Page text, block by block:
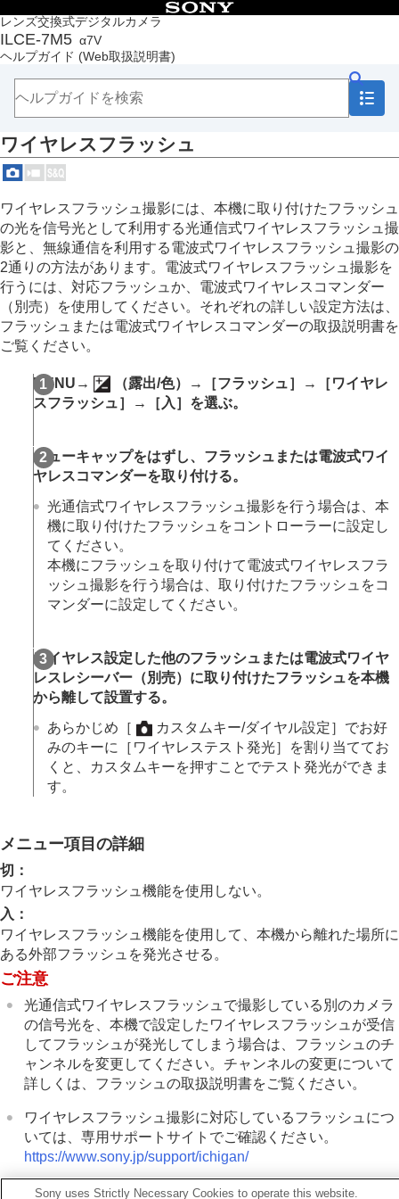
レンズ交換式デジタルカメラ
ILCE-7M5 α7V
ヘルプガイド (Web取扱説明書)
目次
トップページ
ヘルプガイドの使いかた
本体と付属品を確認する
本機の基本操作
準備/基本的な撮影
MENU一覧から機能を探す
この章の目次
撮影モードを選ぶ
自分撮り動画やVlog撮影に便利な機能
フォーカス（ピント）を合わせる
被写体認識AF
フォーカス機能を使う
露出/測光を調整する
ISO感度を選ぶ
Log撮影の設定
画像に効果を加える
インターバル撮影機能
より高画質の静止画を撮影する
画質や記録形式を設定する
タッチ機能を使う
シャッターの設定
ズームする
フラッシュを使う
フラッシュ（別売）を使う
フラッシュモード
露出補正の影響
ワイヤレスフラッシュ
赤目軽減発光
FELロック
外部フラッシュ設定
フラッシュ撮影設定登録
手ブレを補正する
レンズ補正
動画の音声を記録する
画像と音声をライブ配信する
カメラをカスタマイズする
再生する
カメラの設定を変更する
スマートフォンでできること
パソコンでできること
クラウドサービスを利用する
故障かな？と思ったら
ワイヤレスフラッシュ
ワイヤレスフラッシュ撮影には、本機に取り付けたフラッシュ
の光を信号光として利用する光通信式ワイヤレスフラッシュ撮
影と、無線通信を利用する電波式ワイヤレスフラッシュ撮影の
2通りの方法があります。電波式ワイヤレスフラッシュ撮影を
行うには、対応フラッシュか、電波式ワイヤレスコマンダー
（別売）を使用してください。それぞれの詳しい設定方法は、
フラッシュまたは電波式ワイヤレスコマンダーの取扱説明書を
ご覧ください。
MENU → （露出/色）→ ［フラッシュ］ →
［ワイヤレ
スフラッシュ］
→ ［入］ を選ぶ。
シューキャップをはずし、フラッシュまたは電波式ワイ
ヤレスコマンダーを取り付ける。
光通信式ワイヤレスフラッシュ撮影を行う場合は、本
機に取り付けたフラッシュをコントローラーに設定し
てください。
本機にフラッシュを取り付けて電波式ワイヤレスフラ
ッシュ撮影を行う場合は、取り付けたフラッシュをコ
マンダーに設定してください。
ワイヤレス設定した他のフラッシュまたは電波式ワイヤ
レスレシーバー（別売）に取り付けたフラッシュを本機
から離して設置する。
あらかじめ ［ カスタムキー/ダイヤル設定］ でお好
みのキーに
［ワイヤレステスト発光］
を割り当ててお
くと、カスタムキーを押すことでテスト発光ができま
す。
メニュー項目の詳細
切 ：
ワイヤレスフラッシュ機能を使用しない。
入 ：
ワイヤレスフラッシュ機能を使用して、本機から離れた場所に
ある外部フラッシュを発光させる。
ご注意
光通信式ワイヤレスフラッシュで撮影している別のカメラ
の信号光を、本機で設定したワイヤレスフラッシュが受信
してフラッシュが発光してしまう場合は、フラッシュのチ
ャンネルを変更してください。チャンネルの変更について
詳しくは、フラッシュの取扱説明書をご覧ください。
ワイヤレスフラッシュ撮影に対応しているフラッシュにつ
いては、専用サポートサイトでご確認ください。
https://www.sony.jp/support/ichigan/
Sony uses Strictly Necessary Cookies to operate this website.